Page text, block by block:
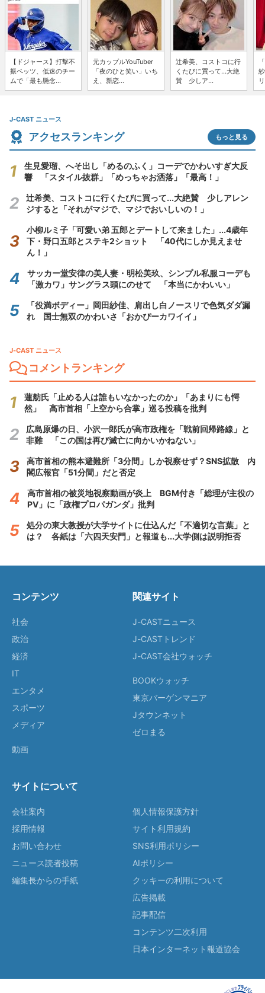
【ドジャース】打撃不
振ベッツ、低迷のチー
ムで「最も懸念...
元カップルYouTuber
「夜のひと笑い」いち
え、新恋...
辻希美、コストコに行
くたびに買って...大絶
賛 少しア...
J-CAST ニュース
アクセスランキング もっと見る
生見愛瑠、へそ出し「めるのふく」コーデでかわいすぎ大反
響 「スタイル抜群」「めっちゃお洒落」「最高！」
辻希美、コストコに行くたびに買って...大絶賛 少しアレン
ジすると「それがマジで、マジでおいしいの！」
小柳ルミ子「可愛い弟 五郎とデートして来ました」...4歳年
下・野口五郎とステキ2ショット 「40代にしか見えませ
ん！」
サッカー堂安律の美人妻・明松美玖、シンプル私服コーデも
「激カワ」サングラス頭にのせて 「本当にかわいい」
「役満ボディー」岡田紗佳、肩出し白ノースリで色気ダダ漏
れ 国士無双のかわいさ「おかぴーカワイイ」
J-CAST ニュース
コメントランキング
蓮舫氏「止める人は誰もいなかったのか」「あまりにも愕
然」 高市首相「上空から合掌」巡る投稿を批判
広島原爆の日、小沢一郎氏が高市政権を「戦前回帰路線」と
非難 「この国は再び滅亡に向かいかねない」
高市首相の熊本避難所「3分間」しか視察せず？SNS拡散 内
閣広報官「51分間」だと否定
高市首相の被災地視察動画が炎上 BGM付き「総理が主役の
PV」に「政権プロパガンダ」批判
処分の東大教授が大学サイトに仕込んだ「不適切な言葉」と
は？ 各紙は「六四天安門」と報道も...大学側は説明拒否
コンテンツ
社会
政治
経済
IT
エンタメ
スポーツ
メディア
動画
関連サイト
J-CASTニュース
J-CASTトレンド
J-CAST会社ウォッチ
BOOKウォッチ
東京バーゲンマニア
Jタウンネット
ゼロまる
サイトについて
会社案内
採用情報
お問い合わせ
ニュース読者投稿
編集長からの手紙
個人情報保護方針
サイト利用規約
SNS利用ポリシー
AIポリシー
クッキーの利用について
広告掲載
記事配信
コンテンツ二次利用
日本インターネット報道協会